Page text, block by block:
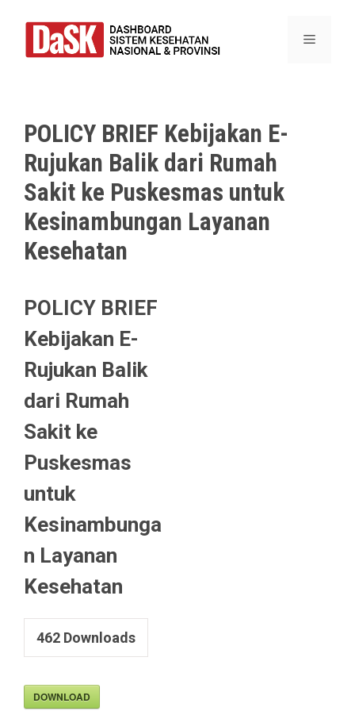
content
Menu
POLICY BRIEF Kebijakan E-
Rujukan Balik dari Rumah
Sakit ke Puskesmas untuk
Kesinambungan Layanan
Kesehatan
POLICY BRIEF
Kebijakan E-
Rujukan Balik
dari Rumah
Sakit ke
Puskesmas
untuk
Kesinambunga
n Layanan
Kesehatan
462 Downloads
DOWNLOAD